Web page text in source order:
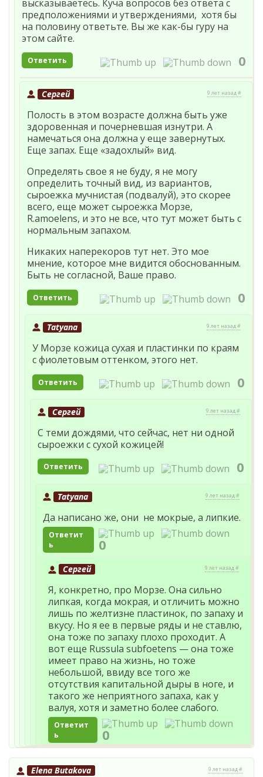
высказываетесь. Куча вопросов без ответа с
предположениями и утверждениями, хотя бы
на половину ответьте. Вы же как-бы гуру на
этом сайте.
Ответить 0
Сергей 9 лет назад #
Полость в этом возрасте должна быть уже
здоровенная и почерневшая изнутри. А
намечаться она должна у еще завернутых.
Еще запах. Еще «задохлый» вид.
Определять свое я не буду, я не могу
определить точный вид, из вариантов,
сыроежка мучнистая (подвалуй), это скорее
всего, еще может сыроежка Морзе,
R.amoelens, и это не все, что тут может быть с
нормальным запахом.
Никаких наперекоров тут нет. Это мое
мнение, которое мне видится обоснованным.
Быть не согласной, Ваше право.
Ответить 0
Tatyana 9 лет назад #
У Морзе кожица сухая и пластинки по краям
с фиолетовым оттенком, этого нет.
Ответить 0
Сергей 9 лет назад #
С теми дождями, что сейчас, нет ни одной
сыроежки с сухой кожицей!
Ответить 0
Tatyana 9 лет назад #
Да написано же, они не мокрые, а липкие.
Ответит
ь
0
Сергей 9 лет назад #
Я, конкретно, про Морзе. Она сильно
липкая, когда мокрая, и отличить можно
лишь по желтизне пластинок, по запаху и
вкусу. Но я ее в первые ряды и не ставлю,
она тоже по запаху плохо проходит. А
вот еще Russula subfoetens — она тоже
имеет право на жизнь, но тоже
небольшой, ввиду все того же
отсутствия капитальной дыры в ноге, и
такого же неприятного запаха, как у
валуя, хотя и заметно более слабого.
Ответит
ь
0
Elena Butakova 9 лет назад #